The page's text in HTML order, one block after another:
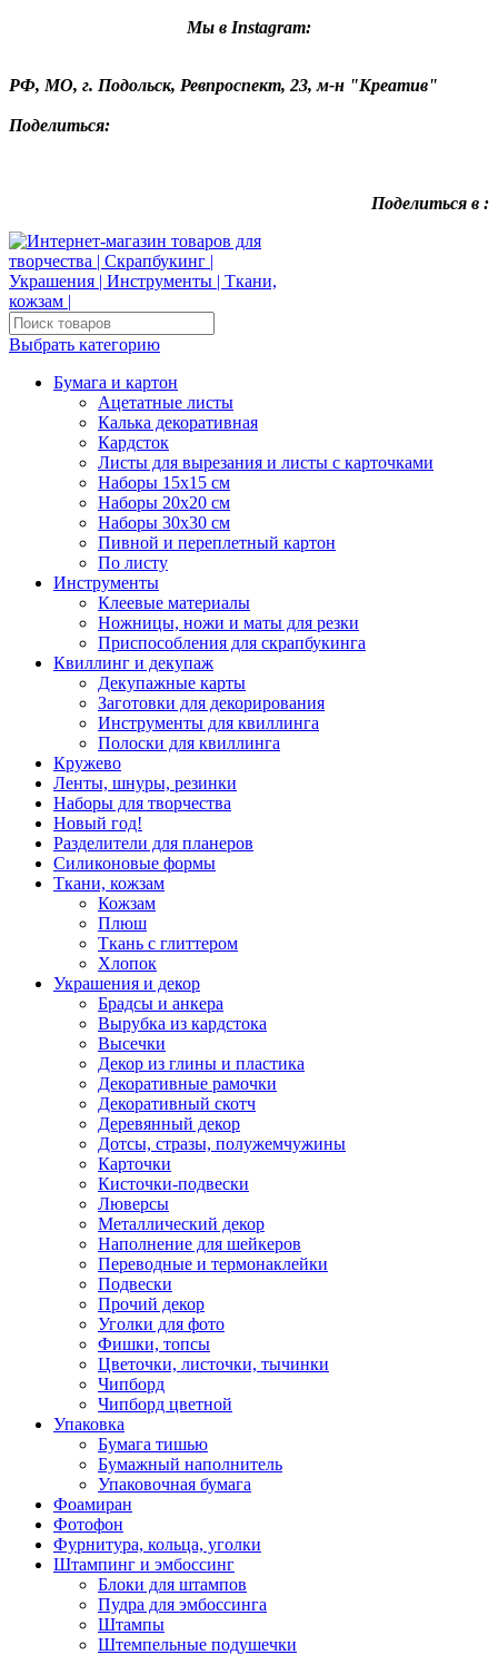
Мы в Instagram:
РФ, МО, г. Подольск, Ревпроспект, 23, м-н "Креатив"
Поделиться:
Поделиться в :
Выбрать категорию
Бумага и картон
Ацетатные листы
Калька декоративная
Кардсток
Листы для вырезания и листы с карточками
Наборы 15х15 см
Наборы 20х20 см
Наборы 30х30 см
Пивной и переплетный картон
По листу
Инструменты
Клеевые материалы
Ножницы, ножи и маты для резки
Приспособления для скрапбукинга
Квиллинг и декупаж
Декупажные карты
Заготовки для декорирования
Инструменты для квиллинга
Полоски для квиллинга
Кружево
Ленты, шнуры, резинки
Наборы для творчества
Новый год!
Разделители для планеров
Силиконовые формы
Ткани, кожзам
Кожзам
Плюш
Ткань с глиттером
Хлопок
Украшения и декор
Брадсы и анкера
Вырубка из кардстока
Высечки
Декор из глины и пластика
Декоративные рамочки
Декоративный скотч
Деревянный декор
Дотсы, стразы, полужемчужины
Карточки
Кисточки-подвески
Люверсы
Металлический декор
Наполнение для шейкеров
Переводные и термонаклейки
Подвески
Прочий декор
Уголки для фото
Фишки, топсы
Цветочки, листочки, тычинки
Чипборд
Чипборд цветной
Упаковка
Бумага тишью
Бумажный наполнитель
Упаковочная бумага
Фоамиран
Фотофон
Фурнитура, кольца, уголки
Штампинг и эмбоссинг
Блоки для штампов
Пудра для эмбоссинга
Штампы
Штемпельные подушечки